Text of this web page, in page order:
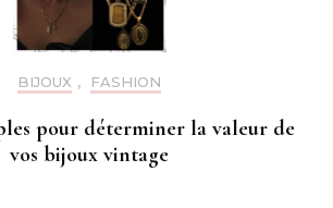
BIJOUX , FASHION
pour déterminer la valeur de
vos bijoux vintage